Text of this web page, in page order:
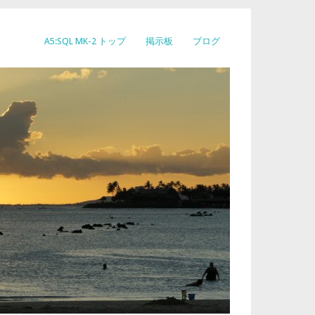
A5:SQL MK-2 トップ 掲示板 ブログ